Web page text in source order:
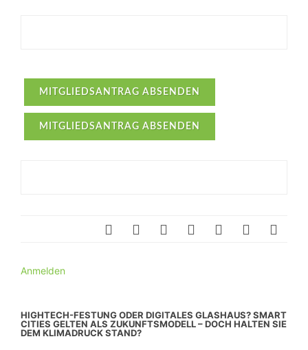
Anmelden
HIGHTECH-FESTUNG ODER DIGITALES GLASHAUS? SMART
CITIES GELTEN ALS ZUKUNFTSMODELL – DOCH HALTEN SIE
DEM KLIMADRUCK STAND?